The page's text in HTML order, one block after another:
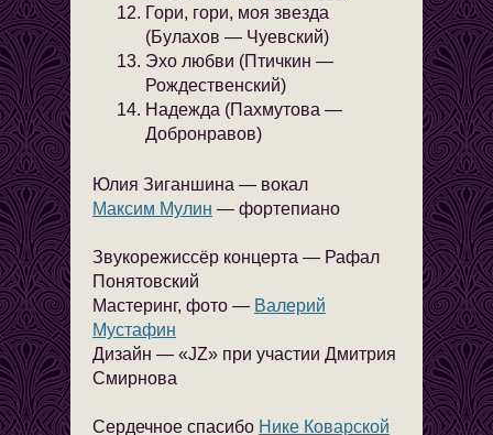
Гори, гори, моя звезда
(Булахов — Чуевский)
Эхо любви (Птичкин —
Рождественский)
Надежда (Пахмутова —
Добронравов)
Юлия Зиганшина — вокал
Максим Мулин — фортепиано
Звукорежиссёр концерта — Рафал
Понятовский
Мастеринг, фото — Валерий
Мустафин
Дизайн — «JZ» при участии Дмитрия
Смирнова
Сердечное спасибо Нике Коварской